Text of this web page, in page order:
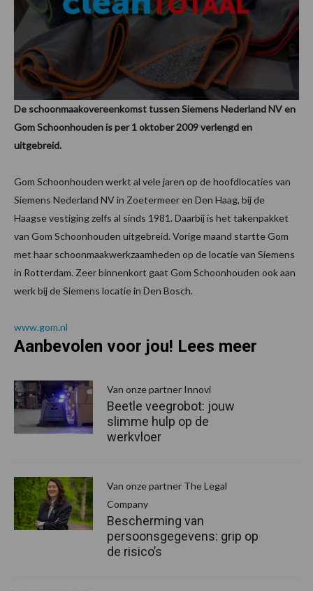
De schoonmaakovereenkomst tussen Siemens Nederland NV en
Gom Schoonhouden is per 1 oktober 2009 verlengd en
uitgebreid.
Gom Schoonhouden werkt al vele jaren op de hoofdlocaties van
Siemens Nederland NV in Zoetermeer en Den Haag, bij de
Haagse vestiging zelfs al sinds 1981. Daarbij is het takenpakket
van Gom Schoonhouden uitgebreid. Vorige maand startte Gom
met haar schoonmaakwerkzaamheden op de locatie van Siemens
in Rotterdam. Zeer binnenkort gaat Gom Schoonhouden ook aan
werk bij de Siemens locatie in Den Bosch.
www.gom.nl
Aanbevolen voor jou! Lees meer
Van onze partner Innovi
Beetle veegrobot: jouw
slimme hulp op de
werkvloer
Van onze partner The Legal
Company
Bescherming van
persoonsgegevens: grip op
de risico’s